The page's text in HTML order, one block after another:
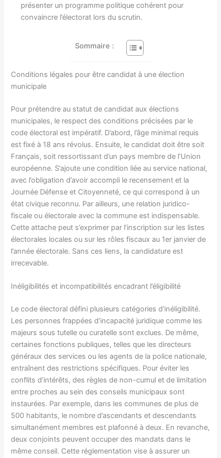
présenter un programme politique cohérent pour
convaincre l’électorat lors du scrutin.
Sommaire :
Conditions légales pour être candidat à une élection
municipale
Pour prétendre au statut de candidat aux élections
municipales, le respect des conditions précisées par le
code électoral est impératif. D’abord, l’âge minimal requis
est fixé à 18 ans révolus. Ensuite, le candidat doit être soit
Français, soit ressortissant d’un pays membre de l’Union
européenne. S’ajoute une condition liée au service national,
avec l’obligation d’avoir accompli le recensement et la
Journée Défense et Citoyenneté, ce qui correspond à un
état civique reconnu. Par ailleurs, une relation juridico-
fiscale ou électorale avec la commune est indispensable.
Cette attache peut s’exprimer par l’inscription sur les listes
électorales locales ou sur les rôles fiscaux au 1er janvier de
l’année électorale. Sans ces liens, la candidature est
irrecevable.
Inéligibilités et incompatibilités encadrant l’éligibilité
Le code électoral défini plusieurs catégories d’inéligibilité.
Les personnes frappées d’incapacité juridique comme les
majeurs sous tutelle ou curatelle sont exclues. De même,
certaines fonctions publiques, telles que les directeurs
généraux des services ou les agents de la police nationale,
entraînent des restrictions spécifiques. Pour éviter les
conflits d’intérêts, des règles de non-cumul et de limitation
entre proches au sein des conseils municipaux sont
instaurées. Par exemple, dans les communes de plus de
500 habitants, le nombre d’ascendants et descendants
simultanément membres est plafonné à deux. En revanche,
deux conjoints peuvent occuper des mandats dans le
même conseil. Cette réglementation vise à assurer un